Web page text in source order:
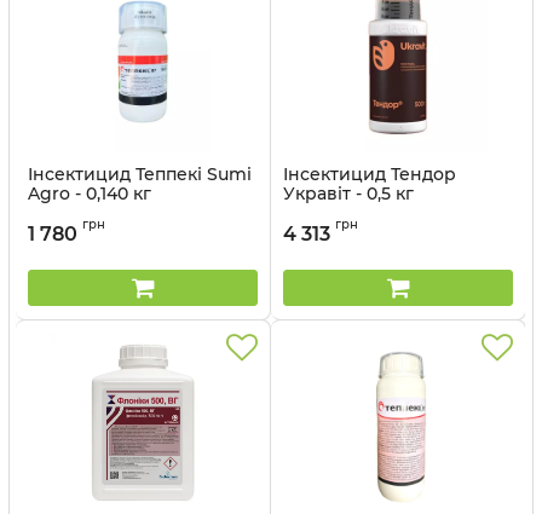
Інсектицид Теппекі Sumi
Agro - 0,140 кг
1 780 грн
Інсектицид Тендор
Укравіт - 0,5 кг
4 313 грн